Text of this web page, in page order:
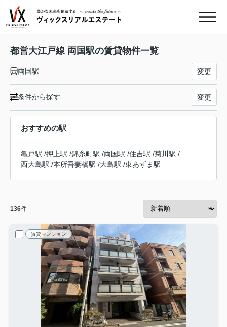
都営大江戸線 両国駅の賃貸物件一覧
両国駅 変更
条件から探す 変更
おすすめの駅
亀戸駅 /押上駅 /錦糸町駅 /両国駅 /住吉駅 /菊川駅 /
西大島駅 /本所吾妻橋駅 /大島駅 /東あずま駅
136件
賃貸マンション